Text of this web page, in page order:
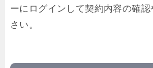
ーにログインして契約内容の確
さい。